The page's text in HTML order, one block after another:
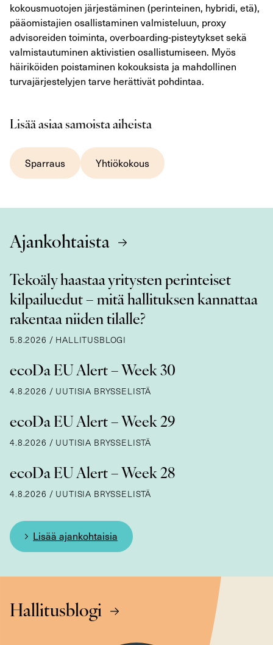
kokousmuotojen järjestäminen (perinteinen, hybridi, etä),
pääomistajien osallistaminen valmisteluun, proxy
advisoreiden toiminta, overboarding-pisteytykset sekä
valmistautuminen aktivistien osallistumiseen. Myös
häiriköiden poistaminen kokouksista ja mahdollinen
turvajärjestelyjen tarve herättivät pohdintaa.
Lisää asiaa samoista aiheista
Sparraus Yhtiökokous
Ajankohtaista
Tekoäly haastaa yritysten perinteiset
kilpailuedut – mitä hallituksen kannattaa
rakentaa niiden tilalle?
5.8.2026 / HALLITUSBLOGI
ecoDa EU Alert – Week 30
4.8.2026 / UUTISIA BRYSSELISTÄ
ecoDa EU Alert – Week 29
4.8.2026 / UUTISIA BRYSSELISTÄ
ecoDa EU Alert – Week 28
4.8.2026 / UUTISIA BRYSSELISTÄ
Lisää ajankohtaisia
Hallitusblogi